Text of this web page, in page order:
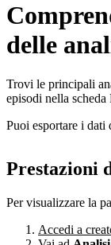
delle
Trovi le principali
episodi nella scheda
Puoi esportare i dati
Prestazioni
Per visualizzare la
Accedi a